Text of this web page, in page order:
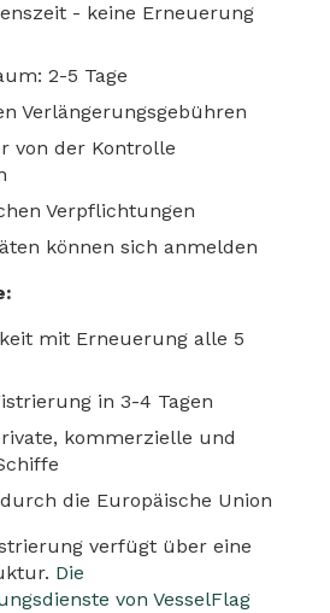
- keine Erneuerung
2-5 Tage
Verlängerungsgebühren
von der Kontrolle
Verpflichtungen
können sich anmelden
mit Erneuerung alle 5
in 3-4 Tagen
kommerzielle und
die Europäische Union
verfügt über eine
Die
von VesselFlag